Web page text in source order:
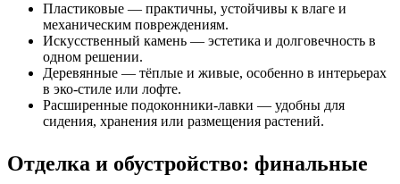
Пластиковые — практичны, устойчивы к влаге и
механическим повреждениям.
Искусственный камень — эстетика и долговечность в
одном решении.
Деревянные — тёплые и живые, особенно в интерьерах
в эко-стиле или лофте.
Расширенные подоконники-лавки — удобны для
сидения, хранения или размещения растений.
Отделка и обустройство: финальные